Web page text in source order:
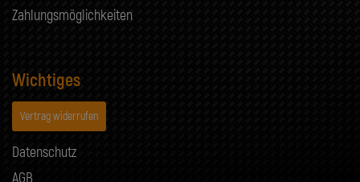
Zahlungsmöglichkeiten
Wichtiges
Vertrag widerrufen
Datenschutz
AGB